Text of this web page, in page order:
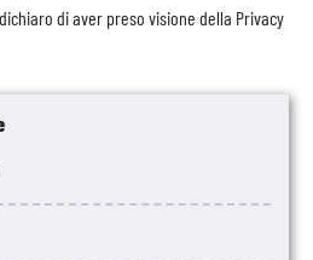
di aver preso visione della Privacy